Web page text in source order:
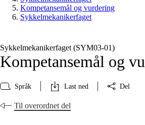
Kompetansemål og vurdering
Sykkelmekanikerfaget
Sykkelmekanikerfaget (SYM03‑01)
Kompetansemål og
Språk Last ned Del
Til overordnet del